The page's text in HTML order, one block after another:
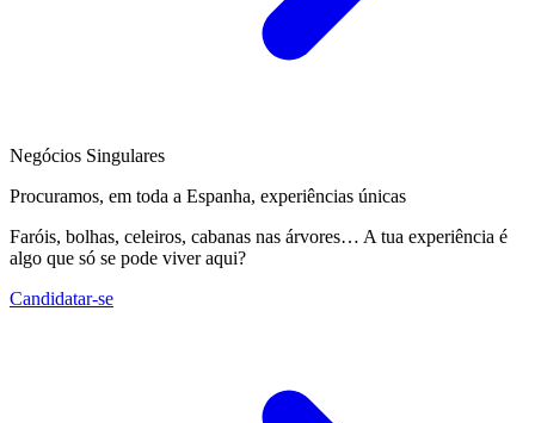
Negócios Singulares
Procuramos, em toda a Espanha, experiências únicas
Faróis, bolhas, celeiros, cabanas nas árvores… A tua experiência é
algo que só se pode viver aqui?
Candidatar-se